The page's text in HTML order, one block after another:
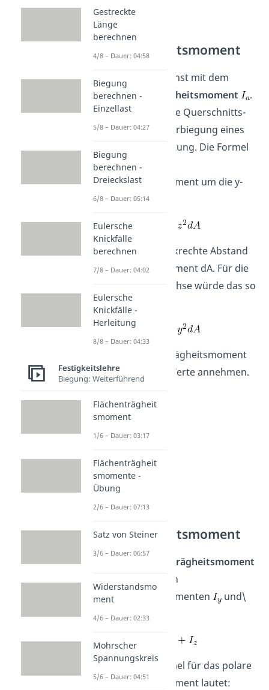
Axiales
Flächenträgheitsmoment
Wir beginnen zunächst mit dem
axialen Flächenträgheitsmoment
.
Dieses beschreibt die Querschnitts-
Abhängigkeit der Verbiegung eines
Balkens unter Belastung. Die Formel
für das axiale
Flächenträgheitsmoment um die y-
Achse lautet:
Z ist hierbei der senkrechte Abstand
der y-Achse zum Element dA. Für die
Biegung um die z-Achse würde das so
aussehen:
Das axiale Flächenträgheitsmoment
kann nur
Werte annehmen.
Flächenträgheitsmoment
polare Flächenträgheitsmoment
setzt sich aus beiden
Flächenträgheitsmomenten
und\
\ zusammen.
Die allgemeine Formel für das polare
Flächenträgheitsmoment lautet:
Gestreckte
Länge
berechnen
4/8 – Dauer: 04:58
Biegung
berechnen -
Einzellast
5/8 – Dauer: 04:27
Biegung
berechnen -
Dreieckslast
6/8 – Dauer: 05:14
Eulersche
Knickfälle
berechnen
7/8 – Dauer: 04:02
Eulersche
Knickfälle -
Herleitung
8/8 – Dauer: 04:33
Festigkeitslehre
Biegung: Weiterführend
Flächenträgheit
smoment
1/6 – Dauer: 03:17
Flächenträgheit
smomente -
Übung
2/6 – Dauer: 07:13
Satz von Steiner
3/6 – Dauer: 06:57
Widerstandsmo
ment
4/6 – Dauer: 02:33
Mohrscher
Spannungskreis
5/6 – Dauer: 04:51